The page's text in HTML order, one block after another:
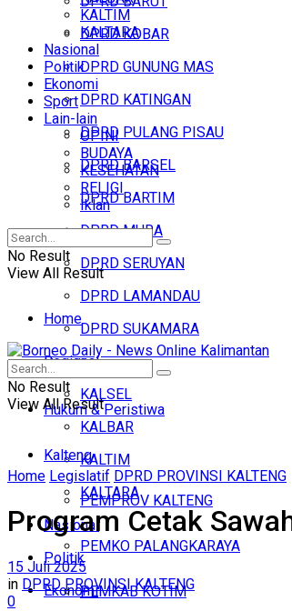
DPRD KOBAR
DPRD GUNUNG MAS
DPRD KATINGAN
DPRD PULANG PISAU
DPRD BARSEL
DPRD BARTIM
DPRD MURA
DPRD SERUYAN
DPRD LAMANDAU
DPRD SUKAMARA
Regional
KALSEL
KALBAR
KALTIM
KALTARA
Nasional
Politik
Ekonomi
KALTIM
KALTARA
Nasional
Politik
Ekonomi
Sport
Lain-lain
OPINI
BUDAYA
KESEHATAN
RELIGI
Iklan
No Result
View All Result
Home
Headline
Hukum & Peristiwa
Kalteng
PEMPROV KALTENG
PEMKO PALANGKARAYA
PEMKAB KOTIM
No Result
View All Result
Home Legislatif DPRD PROVINSI KALTENG
Program Cetak
15 Juli 2025
in DPRD PROVINSI KALTENG
0